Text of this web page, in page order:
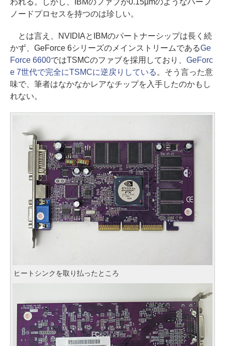
われる。しかし、IBMのファブが0.15μmのようなハーフ
ノードプロセスを持つのは珍しい。
とは言え、NVIDIAとIBMのパートナーシップは長く続
かず、GeForce 6シリーズのメインストリームであるGe
Force 6600ではTSMCのファブを採用しており、 GeForc
e 7世代で完全にTSMCに逆戻りしている 。そう言った意
味で、筆者はなかなかレアなチップを入手したのかもし
れない。
ヒートシンクを取り払ったところ